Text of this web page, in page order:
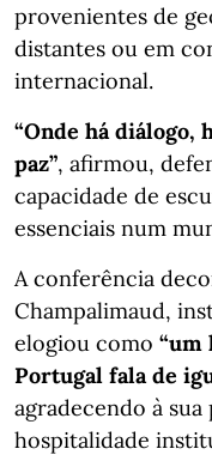
provenientes de
distantes ou em
internacional.
“Onde há diálogo,
paz”, afirmou,
capacidade de
essenciais num
A conferência
Champalimaud,
elogiou como “um
Portugal fala de
agradecendo à
hospitalidade